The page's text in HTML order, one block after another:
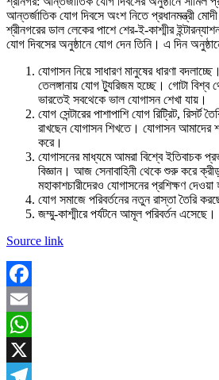
আন্তর্জাতিক যোগ দিবসে অংশ নিতে প্রধানমন্ত্রী মোদী
শ্রীনগরের ডাল লেকের পাশে শের-ই-কাশ্মীর
যোগ দিবসের অনুষ্ঠানে যোগ দেন তিনি। এ দিন
যোগাসন নিয়ে সাধারণ মানুষের ধারণা
তেলঙ্গানায় যোগ ট্যুরিজম হচ্ছে। গোটা বিশ্ব
ভারতেই সবথেকে ভাল যোগাসন শেখা যায়।
যোগ সেন্টারের পাশাপাশি যোগ রিট্রিট, রিসর্ট
রাখছেন যোগাসন শিখতে। যোগাসন আমাদের
করে।
যোগাসনের মাধ্যমে আমরা বিশ্বে ইতিবাচক
বিজ্ঞান। আজ সেনাবাহিনী থেকে শুরু করে
মহাকাশচারীদেরও যোগাসনের প্রশিক্ষণ
যোগ সমাজে পরিবর্তনের নতুন রাস্তা তৈরি
জম্মু-কাশ্মীরে পর্যটনে আমূল পরিবর্তন এসেছে।
Source link
Facebook
Email
WhatsApp
X